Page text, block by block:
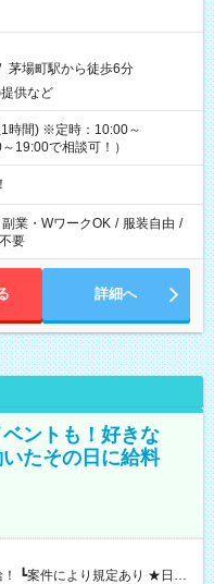
茅場町駅から徒歩6分
供など
時間) ※定時：10:00～
19:00で相談可！）
副業・WワークOK / 服装自由 /
要
詳細へ
ントも！好きな
たその日に給料